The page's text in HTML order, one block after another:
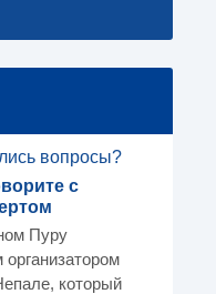
вопросы?
с
Пуру
который